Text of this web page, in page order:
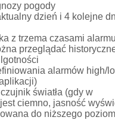
pogody
dzień i 4 kolejne
z trzema czasami alarmu
przeglądać
alarmów high/
światła (gdy w
ciemno, jasność
do niższego